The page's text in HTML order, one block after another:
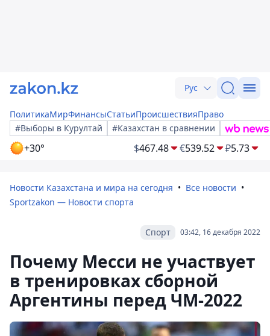
Рус
ПолитикаМирФинансыСтатьиПроисшествияПраво
#Выборы в Курултай
#Казахстан в сравнении
+30° $467.48 €539.52 ₽5.73
Новости Казахстана и мира на сегодня
Все новости
Sportzakon — Новости спорта
03:42, 16 декабря 2022
Спорт
Почему Месси не участвует
в тренировках сборной
Аргентины перед ЧМ-2022